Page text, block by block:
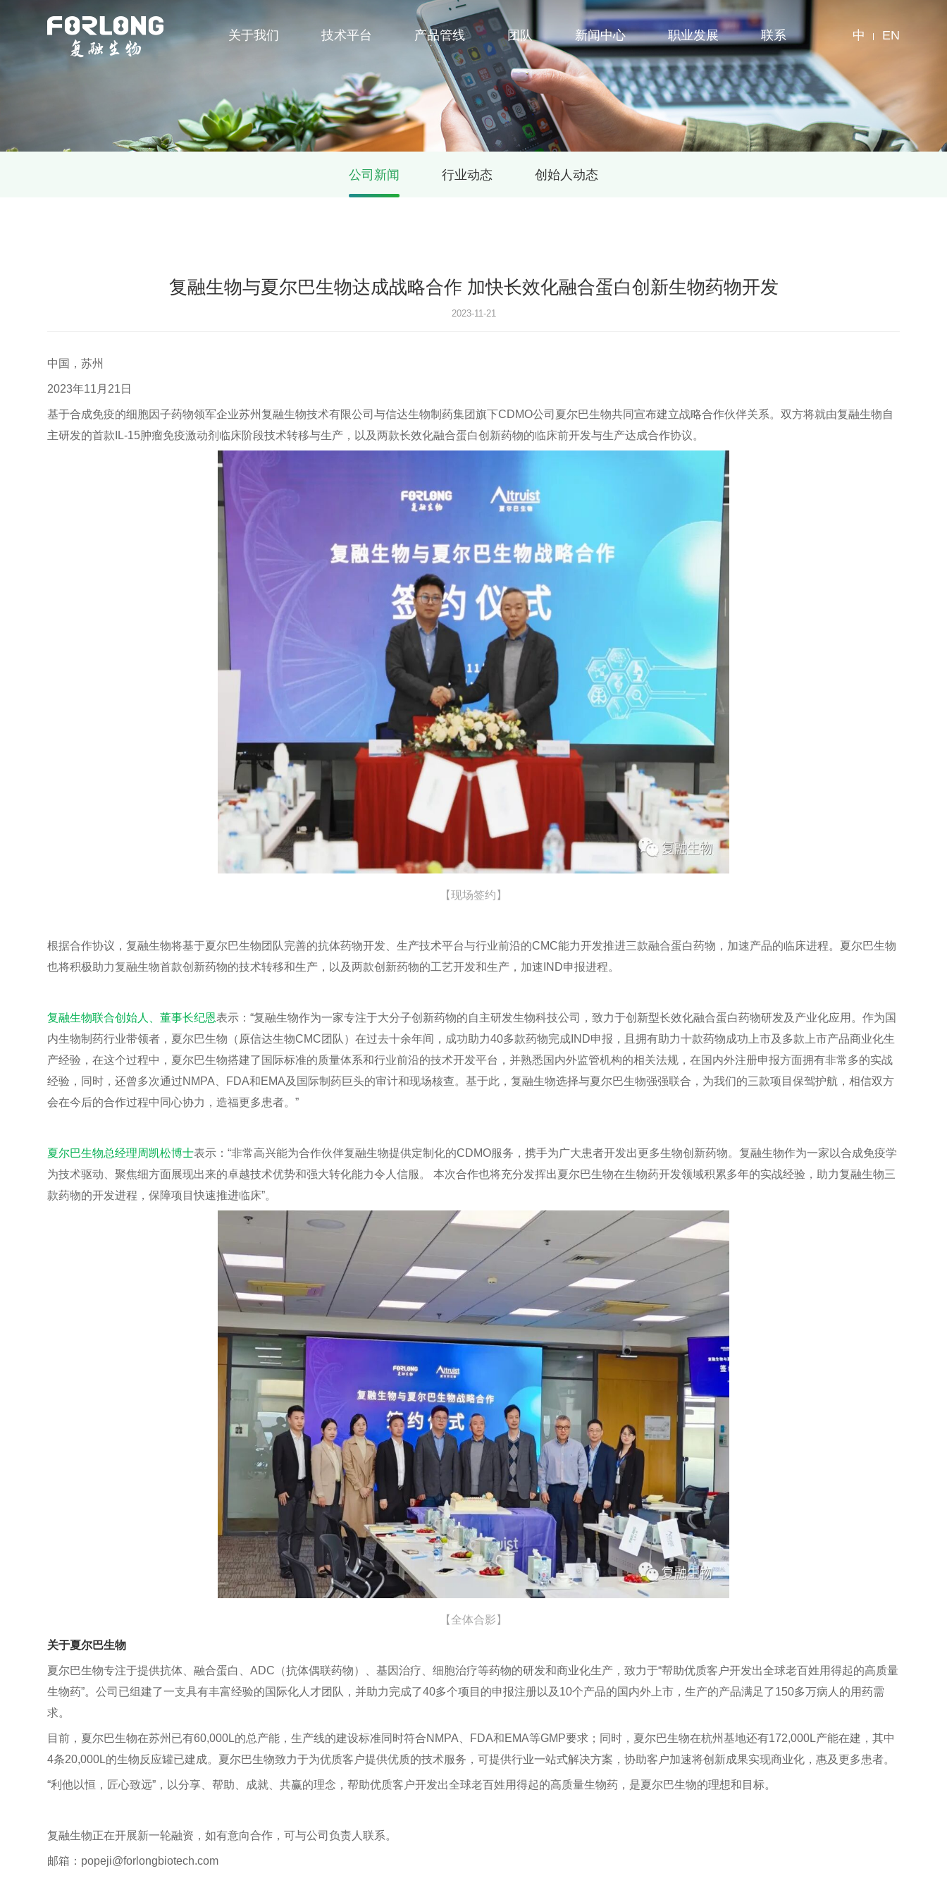
关于我们 技术平台 产品管线 团队 新闻中心 职业发展 联系 中 EN
公司新闻 行业动态 创始人动态
复融生物与夏尔巴生物达成战略合作 加快长效化融合蛋白创新生物药物开发
2023-11-21
中国，苏州
2023年11月21日
基于合成免疫的细胞因子药物领军企业苏州复融生物技术有限公司与信达生物制药集团旗下CDMO公司夏尔巴生物共同宣布建立战略合作伙伴关系。双方将就由复融生物自
主研发的首款 IL-15肿瘤免疫激动剂临床阶段技术转移与生产，以及两款长效化融合蛋白创新药物的临床前开发与生产达成合作协议。
【现场签约】
根据合作协议，复融生物将基于夏尔巴生物团队完善的抗体药物开发、生产技术平台与行业前沿的CMC能力开发推进三款融合蛋白药物，加速产品的临床进程。夏尔巴生物
也将积极助力复融生物首款创新药物的技术转移和生产，以及两款创新药物的工艺开发和生产，加速IND申报进程。
复融生物联合创始人、董事长纪恩表示：“复融生物作为一家专注于大分子创新药物的自主研发生物科技公司，致力于创新型长效化融合蛋白药物研发及产业化应用。作为国
内生物制药行业带领者，夏尔巴生物（原信达生物CMC团队）在过去十余年间，成功助力40多款药物完成IND申报，且拥有助力十款药物成功上市及多款上市产品商业化生
产经验，在这个过程中，夏尔巴生物搭建了国际标准的质量体系和行业前沿的技术开发平台，并熟悉国内外监管机构的相关法规，在国内外注册申报方面拥有非常多的实战
经验，同时，还曾多次通过NMPA、FDA和EMA及国际制药巨头的审计和现场核查。基于此，复融生物选择与夏尔巴生物强强联合，为我们的三款项目保驾护航，相信双方
会在今后的合作过程中同心协力，造福更多患者。”
夏尔巴生物总经理周凯松博士表示：“非常高兴能为合作伙伴复融生物提供定制化的CDMO服务，携手为广大患者开发出更多生物创新药物。复融生物作为一家以合成免疫学
为技术驱动、聚焦细方面展现出来的卓越技术优势和强大转化能力令人信服。 本次合作也将充分发挥出夏尔巴生物在生物药开发领域积累多年的实战经验，助力复融生物三
款药物的开发进程，保障项目快速推进临床”。
【全体合影】
关于夏尔巴生物
夏尔巴生物专注于提供抗体、融合蛋白、ADC（抗体偶联药物）、基因治疗、细胞治疗等药物的研发和商业化生产，致力于“帮助优质客户开发出全球老百姓用得起的高质量
生物药”。公司已组建了一支具有丰富经验的国际化人才团队，并助力完成了40多个项目的申报注册以及10个产品的国内外上市，生产的产品满足了150多万病人的用药需
求。
目前，夏尔巴生物在苏州已有60,000L的总产能，生产线的建设标准同时符合NMPA、FDA和EMA等GMP要求；同时，夏尔巴生物在杭州基地还有172,000L产能在建，其中
4条20,000L的生物反应罐已建成。夏尔巴生物致力于为优质客户提供优质的技术服务，可提供行业一站式解决方案，协助客户加速将创新成果实现商业化，惠及更多患者。
“利他以恒，匠心致远”，以分享、帮助、成就、共赢的理念，帮助优质客户开发出全球老百姓用得起的高质量生物药，是夏尔巴生物的理想和目标。
复融生物正在开展新一轮融资，如有意向合作，可与公司负责人联系。
邮箱：popeji@forlongbiotech.com